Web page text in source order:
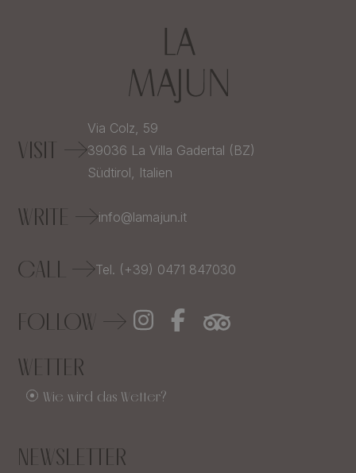
VISIT
Via Colz, 59
39036 La Villa Gadertal (BZ)
Südtirol, Italien
WRITE info@lamajun.it
CALL Tel. (+39) 0471 847030
FOLLOW
WETTER
Wie wird das Wetter?
NEWSLETTER